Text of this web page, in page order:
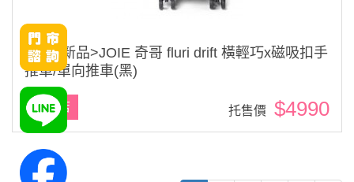
<原廠新品>JOIE 奇哥 fluri drift 橫輕巧x磁吸扣手
推車/單向推車(黑)
$4990
托售價
台南店